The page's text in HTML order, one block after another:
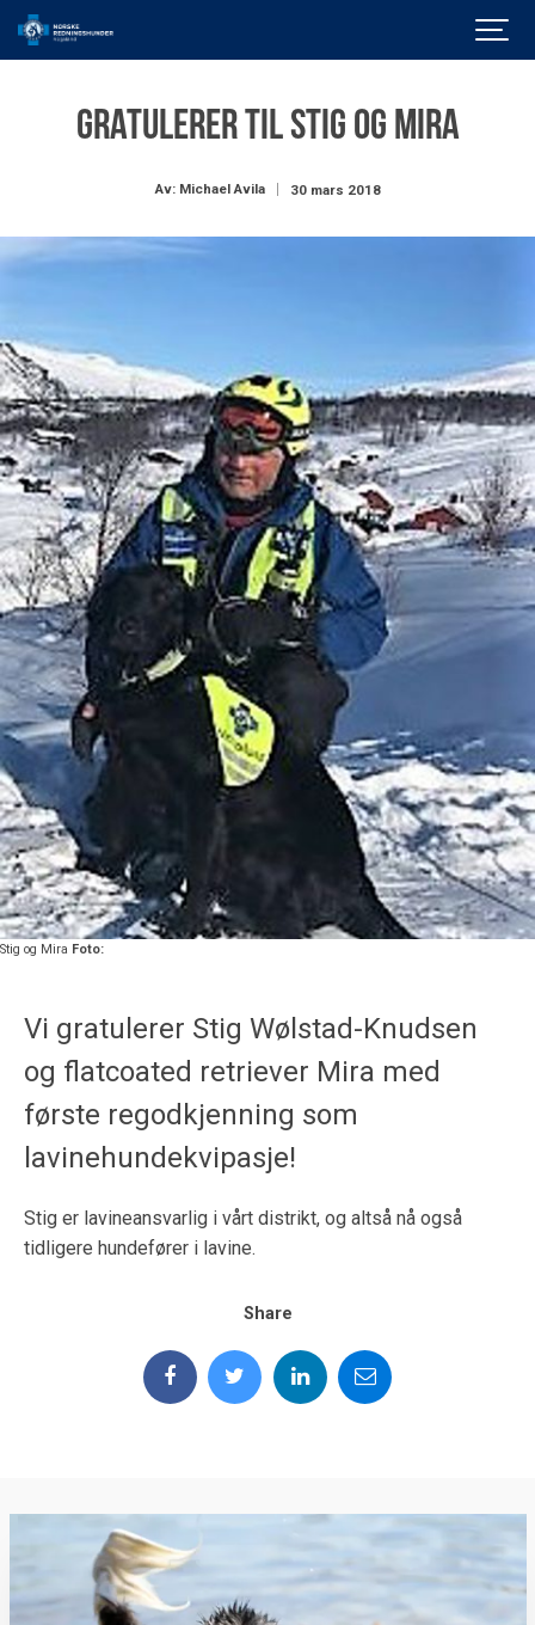
Gratulerer til Stig og Mira
Av: Michael Avila 30 mars 2018
Stig og Mira Foto:
Vi gratulerer Stig Wølstad-Knudsen
og flatcoated retriever Mira med
første regodkjenning som
lavinehundekvipasje!
Stig er lavineansvarlig i vårt distrikt, og altså nå også
tidligere hundefører i lavine.
Share